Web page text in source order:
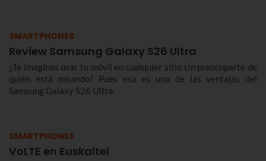
SMARTPHONES
Review Samsung Galaxy S26 Ultra
¿Te imaginas usar tu móvil en cualquier sitio sin preocuparte de
quién está mirando? Pues esa es una de las ventajas del
Samsung Galaxy S26 Ultra.
SMARTPHONES
VoLTE en Euskaltel